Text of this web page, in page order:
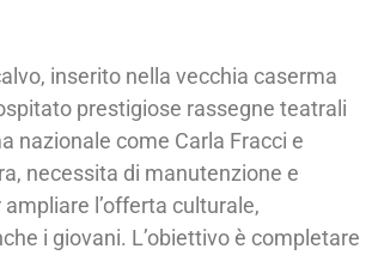
inserito nella vecchia caserma
prestigiose rassegne teatrali
nazionale come Carla Fracci e
necessita di manutenzione e
l’offerta culturale,
i giovani. L’obiettivo è completare